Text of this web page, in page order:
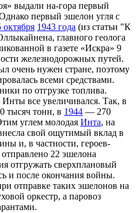
выдали на-гора первый
первый эшелон угля с
октября 1943 года (из статьи "К
главного геолога
в газете «Искра» 9
железнодорожных путей.
очень нужен стране, поэтому
всеми средствами.
по отгрузке топлива.
Инты все увеличивался. Так, в
тысяч тонн, в 1944 — 270
углем молодая Инта, на
свой ощутимый вклад в
и, в частности, героев-
22 эшелона
отгружать сверхплановый
и после окончания войны.
отправке таких эшелонов на
оркестр, а паровоз